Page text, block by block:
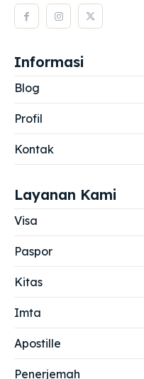
Informasi
Blog
Profil
Kontak
Layanan Kami
Visa
Paspor
Kitas
Imta
Apostille
Penerjemah